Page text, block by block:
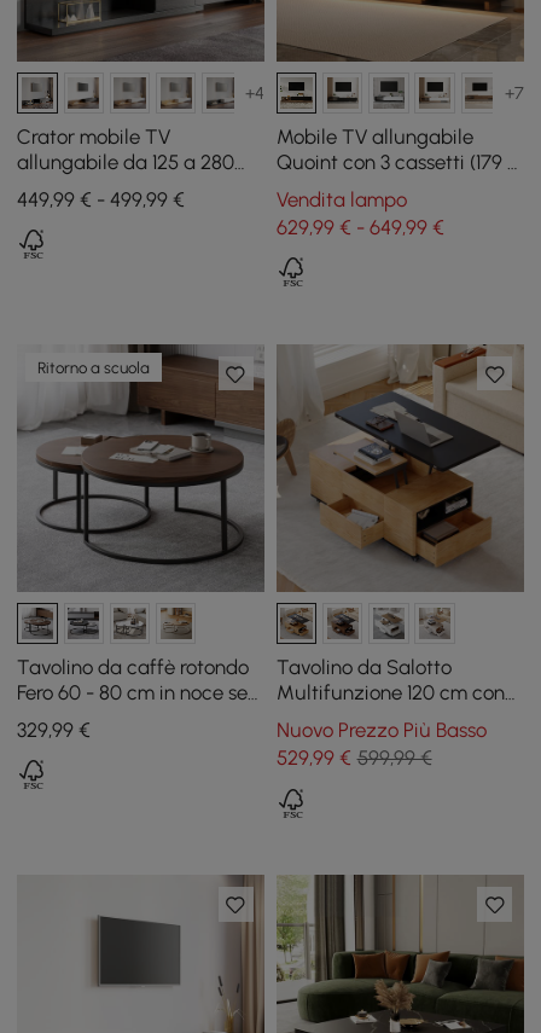
+4
Crator mobile TV
allungabile da 125 a 280
cm nero con 3 cassetti
449,99 € - 499,99 €
+7
Mobile TV allungabile
Quoint con 3 cassetti (179 -
255 cm) e luce
Vendita lampo
629,99 € - 649,99 €
Ritorno a scuola
Tavolino da caffè rotondo
Fero 60 - 80 cm in noce set
di 2 tavolini impilabili
329,99 €
Tavolino da Salotto
Multifunzione 120 cm con
Piano Sollevabile, Cassetti
e Armadietto
Nuovo Prezzo Più Basso
529,99€ 599,99 €